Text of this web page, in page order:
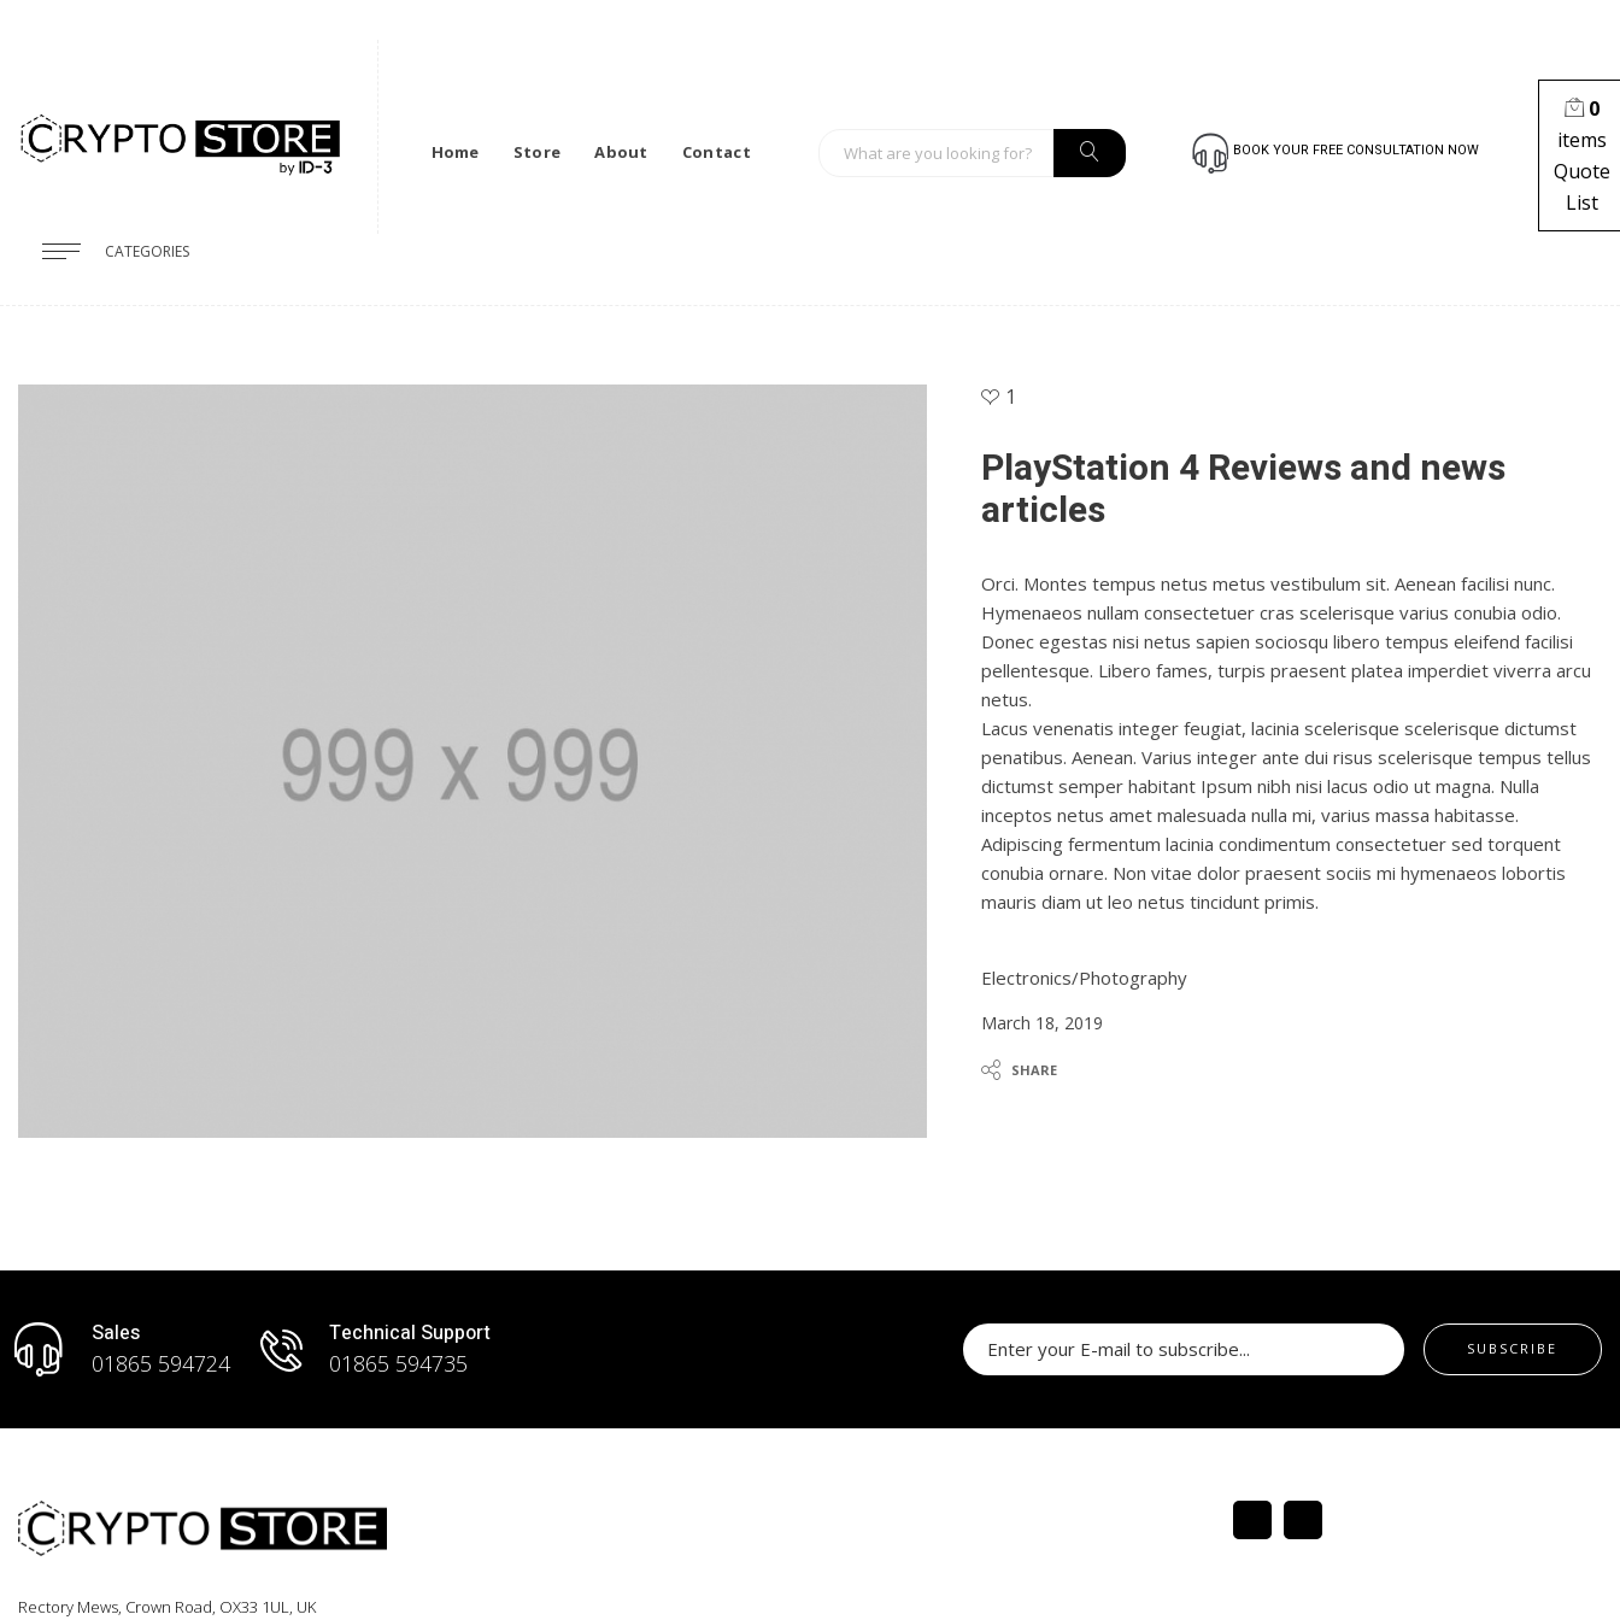
CATEGORIES
Home Store About Contact BOOK YOUR FREE CONSULTATION NOW
0
items
Quote
List
1
PlayStation 4 Reviews and news
articles
Orci. Montes tempus netus metus vestibulum sit. Aenean facilisi nunc.
Hymenaeos nullam consectetuer cras scelerisque varius conubia odio.
Donec egestas nisi netus sapien sociosqu libero tempus eleifend facilisi
pellentesque. Libero fames, turpis praesent platea imperdiet viverra arcu
netus.
Lacus venenatis integer feugiat, lacinia scelerisque scelerisque dictumst
penatibus. Aenean. Varius integer ante dui risus scelerisque tempus tellus
dictumst semper habitant Ipsum nibh nisi lacus odio ut magna. Nulla
inceptos netus amet malesuada nulla mi, varius massa habitasse.
Adipiscing fermentum lacinia condimentum consectetuer sed torquent
conubia ornare. Non vitae dolor praesent sociis mi hymenaeos lobortis
mauris diam ut leo netus tincidunt primis.
Electronics/Photography
March 18, 2019
SHARE
Sales
01865 594724
Technical Support
01865 594735
SUBSCRIBE
Rectory Mews, Crown Road, OX33 1UL, UK